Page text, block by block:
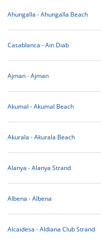
Ahungalla - Ahungalla Beach
Casablanca - Ain Diab
Ajman - Ajman
Akumal - Akumal Beach
Akurala - Akurala Beach
Alanya - Alanya Strand
Albena - Albena
Alcaidesa - Aldiana Club Strand